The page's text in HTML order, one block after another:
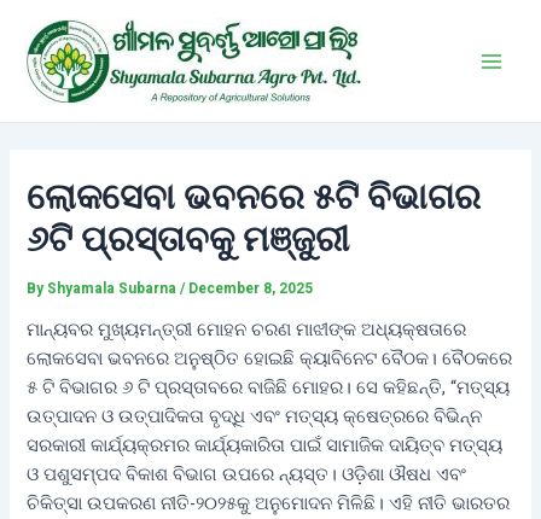
content
ଲୋକସେବା ଭବନରେ ୫ଟି ବିଭାଗର
୬ଟି ପ୍ରସ୍ତାବକୁ ମଞ୍ଜୁରୀ
By Shyamala Subarna/ December 8, 2025
ମାନ୍ୟବର ମୁଖ୍ୟମନ୍ତ୍ରୀ ମୋହନ ଚରଣ ମାଝୀଙ୍କ ଅଧ୍ୟକ୍ଷତାରେ
ଲୋକସେବା ଭବନରେ ଅନୁଷ୍ଠିତ ହୋଇଛି କ୍ୟାବିନେଟ ବୈଠକ। ବୈଠକରେ
୫ ଟି ବିଭାଗର ୬ ଟି ପ୍ରସ୍ତାବରେ ବାଜିଛି ମୋହର। ସେ କହିଛନ୍ତି, “ମତ୍ସ୍ୟ
ଉତ୍ପାଦନ ଓ ଉତ୍ପାଦିକତା ବୃଦ୍ଧି ଏବଂ ମତ୍ସ୍ୟ କ୍ଷେତ୍ରରେ ବିଭିନ୍ନ
ସରକାରୀ କାର୍ଯ୍ୟକ୍ରମର କାର୍ଯ୍ୟକାରିତା ପାଇଁ ସାମାଜିକ ଦାୟିତ୍ବ ମତ୍ସ୍ୟ
ଓ ପଶୁସମ୍ପଦ ବିକାଶ ବିଭାଗ ଉପରେ ନ୍ୟସ୍ତ। ଓଡ଼ିଶା ଔଷଧ ଏବଂ
ଚିକିତ୍ସା ଉପକରଣ ନୀତି-୨୦୨୫କୁ ଅନୁମୋଦନ ମିଳିଛି। ଏହି ନୀତି ଭାରତର
navigation